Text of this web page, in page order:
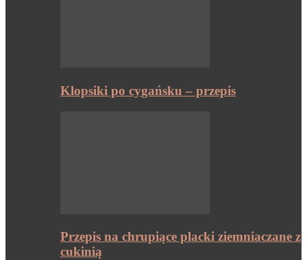
Klopsiki po cygańsku – przepis
Przepis na chrupiące placki ziemniaczane z
cukinią